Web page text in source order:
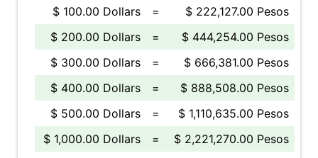
$ 100.00 Dollars
=
$ 222,127.00 Pesos
$ 200.00 Dollars
=
$ 444,254.00 Pesos
$ 300.00 Dollars
=
$ 666,381.00 Pesos
$ 400.00 Dollars
=
$ 888,508.00 Pesos
$ 500.00 Dollars
=
$ 1,110,635.00 Pesos
$ 1,000.00 Dollars
=
$ 2,221,270.00 Pesos